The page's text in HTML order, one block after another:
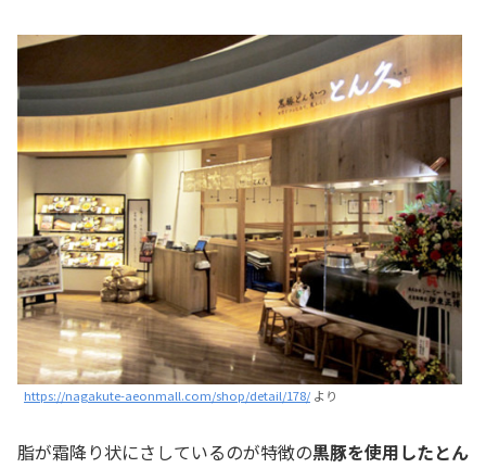
https://nagakute-aeonmall.com/shop/detail/178/ より
脂が霜降り状にさしているのが特徴の黒豚を使用したとん